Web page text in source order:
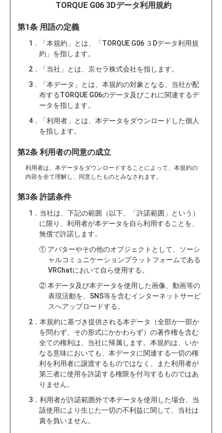
TORQUE G06 3Dデータ利用規約
第1条 用語の定義
1．「本規約」とは、「TORQUE G06 ３Dデータ利用規
約」を指します。
2．「当社」とは、京セラ株式会社を指します。
3．「本データ」とは、本規約の対象となる、当社が配
布するTORQUE G06のデータ及びこれに関連するデ
ータを指します。
4．「利用者」とは、本データをダウンロードした個人
を指します。
第2条 利用者の同意の成立
利用者は、本データをダウンロードすることによって、本規約の
内容を全て理解し、同意したものとみなされます。
第3条 許諾条件
1．当社は、下記の範囲（以下、「許諾範囲」という）
に限り、利用者が本データを自ら利用することを、
無償で許諾します。
① アバターやその他のオブジェクトとして、ソーシ
ャルコミュニケーションプラットフォームである
VRChatにおいて自ら使用する。
② 本データ及び本データを使用した画像、動画等の
表現活動を、SNS等を含むインターネットサービ
スへアップロードする。
2．本規約に基づき提供される本データ（全部か一部か
を問わず、その形式にかかわらず）の著作権を含む
全ての権利は、当社に帰属します。本規約は、いか
なる意味においても、本データに関連する一切の権
利を利用者に譲渡するものではなく、また利用者が
第三者に使用を許諾する権限を付与するものではあ
りません。
3．利用者が許諾範囲外で本データを使用した場合、当
該使用により生じた一切の不利益に関して、当社は
責を負いません。